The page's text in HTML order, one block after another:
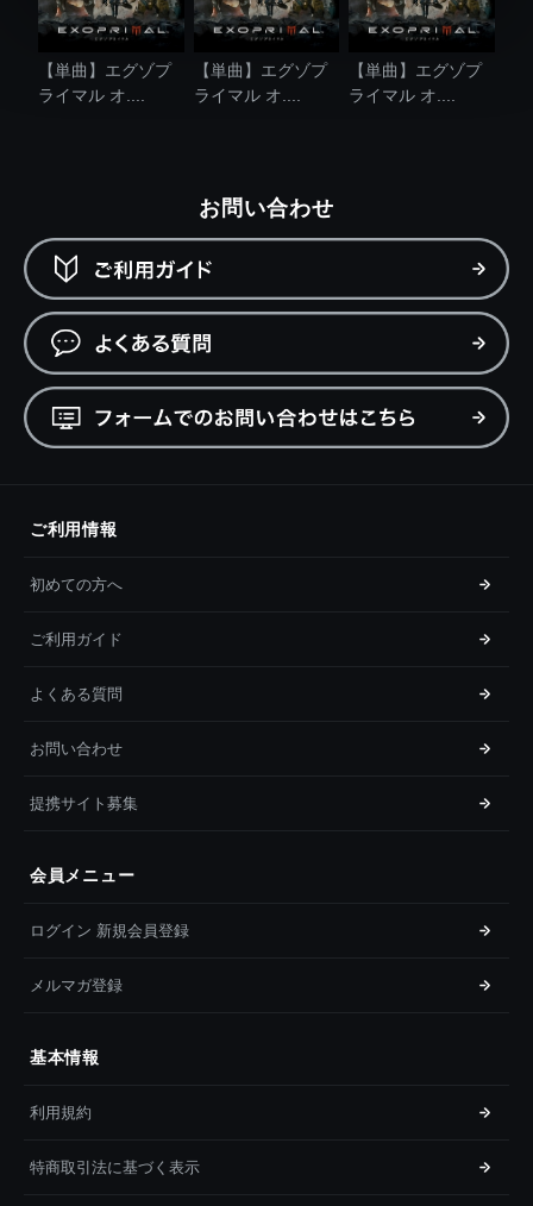
【単曲】エグゾプ
ライマル オ....
【単曲】エグゾプ
ライマル オ....
【単曲】エグゾプ
ライマル オ....
お問い合わせ
ご利用情報
初めての方へ
ご利用ガイド
よくある質問
お問い合わせ
提携サイト募集
会員メニュー
ログイン 新規会員登録
メルマガ登録
基本情報
利用規約
特商取引法に基づく表示